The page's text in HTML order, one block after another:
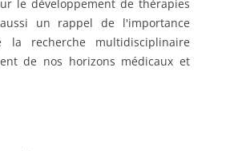
le développement de thérapies
un rappel de l'importance
la recherche multidisciplinaire
de nos horizons médicaux et